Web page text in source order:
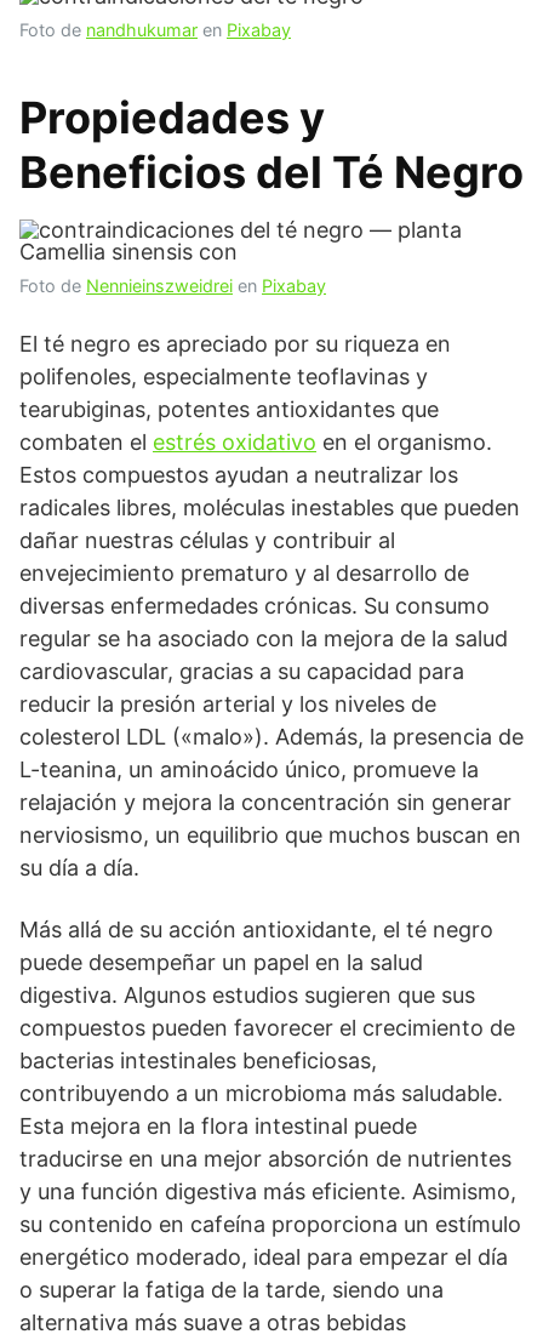
Foto de nandhukumar en Pixabay
Propiedades y
Beneficios del Té Negro
Foto de Nennieinszweidrei en Pixabay
El té negro es apreciado por su riqueza en
polifenoles, especialmente teoflavinas y
tearubiginas, potentes antioxidantes que
combaten el estrés oxidativo en el organismo.
Estos compuestos ayudan a neutralizar los
radicales libres, moléculas inestables que pueden
dañar nuestras células y contribuir al
envejecimiento prematuro y al desarrollo de
diversas enfermedades crónicas. Su consumo
regular se ha asociado con la mejora de la salud
cardiovascular, gracias a su capacidad para
reducir la presión arterial y los niveles de
colesterol LDL («malo»). Además, la presencia de
L-teanina, un aminoácido único, promueve la
relajación y mejora la concentración sin generar
nerviosismo, un equilibrio que muchos buscan en
su día a día.
Más allá de su acción antioxidante, el té negro
puede desempeñar un papel en la salud
digestiva. Algunos estudios sugieren que sus
compuestos pueden favorecer el crecimiento de
bacterias intestinales beneficiosas,
contribuyendo a un microbioma más saludable.
Esta mejora en la flora intestinal puede
traducirse en una mejor absorción de nutrientes
y una función digestiva más eficiente. Asimismo,
su contenido en cafeína proporciona un estímulo
energético moderado, ideal para empezar el día
o superar la fatiga de la tarde, siendo una
alternativa más suave a otras bebidas